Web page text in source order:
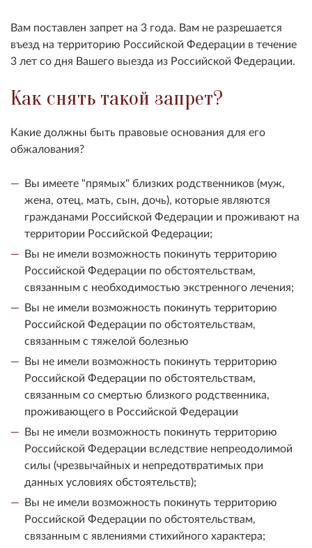
Вам поставлен запрет на 3 года. Вам не разрешается
въезд на территорию Российской Федерации в течение
3 лет со дня Вашего выезда из Российской Федерации.
Как снять такой запрет?
Какие должны быть правовые основания для его
обжалования?
Вы имеете "прямых" близких родственников (муж,
жена, отец, мать, сын, дочь), которые являются
гражданами Российской Федерации и проживают на
территории Российской Федерации;
Вы не имели возможность покинуть территорию
Российской Федерации по обстоятельствам,
связанным с необходимостью экстренного лечения;
Вы не имели возможность покинуть территорию
Российской Федерации по обстоятельствам,
связанным с тяжелой болезнью
Вы не имели возможность покинуть территорию
Российской Федерации по обстоятельствам,
связанным со смертью близкого родственника,
проживающего в Российской Федерации
Вы не имели возможность покинуть территорию
Российской Федерации вследствие непреодолимой
силы (чрезвычайных и непредотвратимых при
данных условиях обстоятельств);
Вы не имели возможность покинуть территорию
Российской Федерации по обстоятельствам,
связанным с явлениями стихийного характера;